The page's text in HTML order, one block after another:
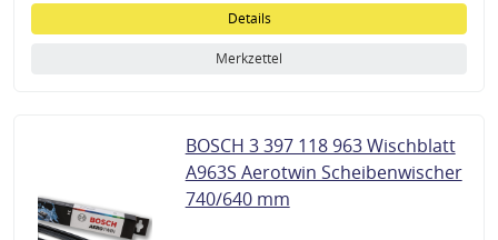
Details
Merkzettel
BOSCH 3 397 118 963 Wischblatt
A963S Aerotwin Scheibenwischer
740/640 mm